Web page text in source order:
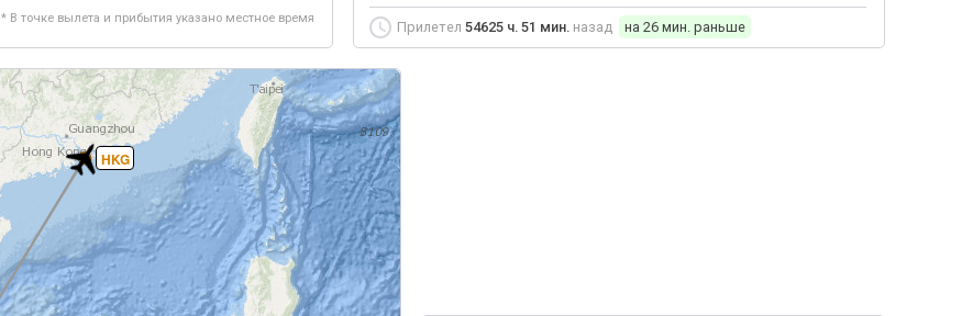
* В точке вылета и прибытия указано местное время
Прилетел 54625 ч. 51 мин. назад на 26 мин. раньше
HKG